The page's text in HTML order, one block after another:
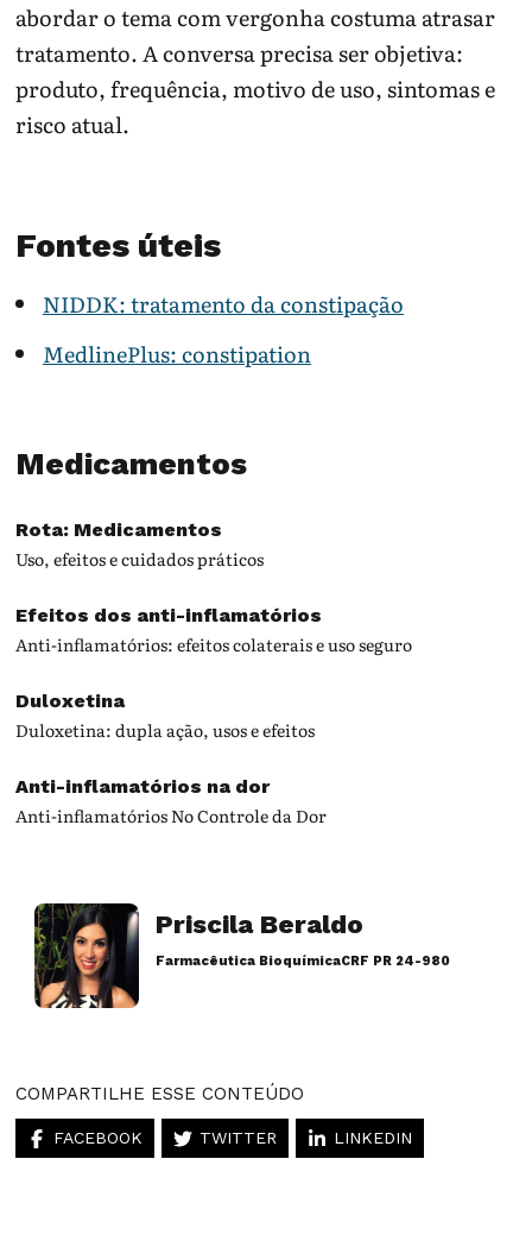
abordar o tema com vergonha costuma atrasar
tratamento. A conversa precisa ser objetiva:
produto, frequência, motivo de uso, sintomas e
risco atual.
Fontes úteis
NIDDK: tratamento da constipação
MedlinePlus: constipation
Medicamentos
Rota: Medicamentos
Uso, efeitos e cuidados práticos
Efeitos dos anti-inflamatórios
Anti-inflamatórios: efeitos colaterais e uso seguro
Duloxetina
Duloxetina: dupla ação, usos e efeitos
Anti-inflamatórios na dor
Anti-inflamatórios No Controle da Dor
Priscila Beraldo
Farmacêutica BioquímicaCRF PR 24-980
COMPARTILHE ESSE CONTEÚDO
FACEBOOK TWITTER LINKEDIN